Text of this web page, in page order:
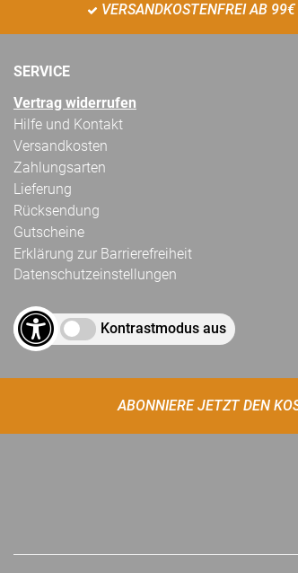
VERSANDKOSTENFREI AB
SERVICE
Vertrag widerrufen
Hilfe und Kontakt
Versandkosten
Zahlungsarten
Lieferung
Rücksendung
Gutscheine
Erklärung zur Barrierefreiheit
Datenschutzeinstellungen
Kontrastmodus aus
ABONNIERE JETZT DEN